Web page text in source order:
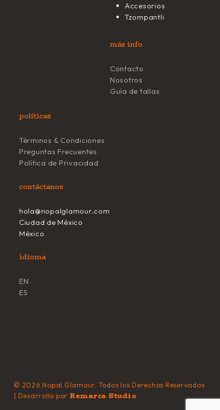
Accesorios
Tzompantli
más info
Contacto
Nosotros
Guía de tallas
políticas
Términos & Condiciones
Preguntas Frecuentes
Política de Privacidad
contáctanos
hola@nopalglamour.com
Ciudad de México
México
idioma
EN
ES
© 2026 Nopal Glamour. Todos los Derechos Reservados
| Desarrollo por Remarca Studio